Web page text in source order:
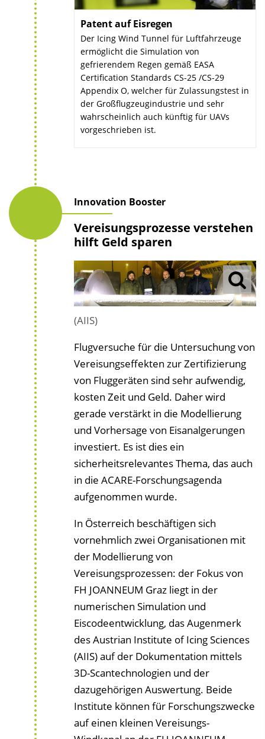
Patent auf Eisregen
Der Icing Wind Tunnel für Luftfahrzeuge
ermöglicht die Simulation von
gefrierendem Regen gemäß EASA
Certification Standards CS-25 /CS-29
Appendix O, welcher für Zulassungstest in
der Großflugzeugindustrie und sehr
wahrscheinlich auch künftig für UAVs
vorgeschrieben ist.
Innovation Booster
Vereisungsprozesse verstehen
hilft Geld sparen
(AIIS)
Flugversuche für die Untersuchung von
Vereisungseffekten zur Zertifizierung
von Fluggeräten sind sehr aufwendig,
kosten Zeit und Geld. Daher wird
gerade verstärkt in die Modellierung
und Vorhersage von Eisanalgerungen
investiert. Es ist dies ein
sicherheitsrelevantes Thema, das auch
in die ACARE-Forschungsagenda
aufgenommen wurde.
In Österreich beschäftigen sich
vornehmlich zwei Organisationen mit
der Modellierung von
Vereisungsprozessen: der Fokus von
FH JOANNEUM Graz liegt in der
numerischen Simulation und
Eiscodeentwicklung, das Augenmerk
des Austrian Institute of Icing Sciences
(AIIS) auf der Dokumentation mittels
3D-Scantechnologien und der
dazugehörigen Auswertung. Beide
Institute können für Forschungszwecke
auf einen kleinen Vereisungs-